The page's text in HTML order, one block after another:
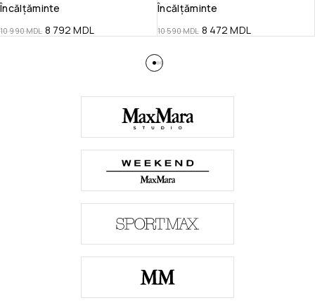
Încălțăminte
10 990MDL 8 792MDL
Încălțăminte
10 590MDL 8 472MDL